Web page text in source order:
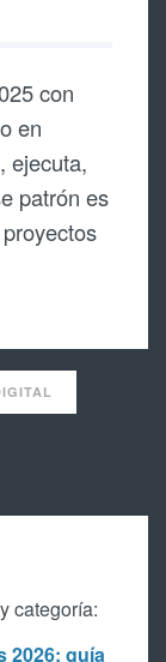
con
en
ejecuta,
patrón es
categoría:
2026: guía